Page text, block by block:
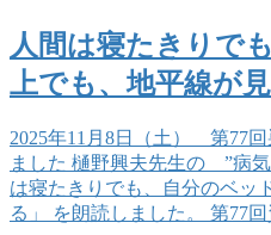
人間は寝たきりで
上でも、地平線が
2025年11月8日（土） 第77
ました 樋野興夫先生の ”病
は寝たきりでも、自分のベッ
る」 を朗読しました。 第77